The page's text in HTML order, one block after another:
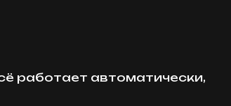
работает автоматически,